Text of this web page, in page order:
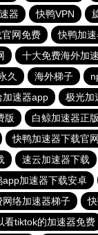
器 快鸭VPN
网免费
快鸭加速
十大免费海外加
久
海外梯子
加速器app 极光加
版
白鲸加速器正
快鸭加速器下载官
速云加速器下载
app加速器下载安卓
网络加速器梯子
看tiktok的加速器免费